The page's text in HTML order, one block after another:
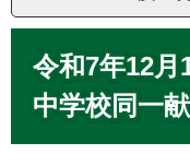
令和7年12
中学校同一